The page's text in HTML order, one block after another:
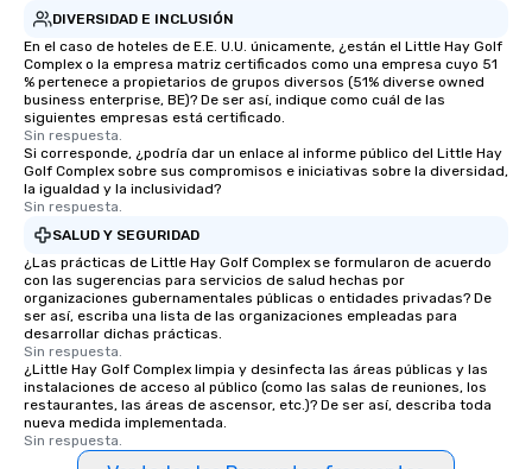
DIVERSIDAD E INCLUSIÓN
En el caso de hoteles de E.E. U.U. únicamente, ¿están el Little Hay Golf
Complex o la empresa matriz certificados como una empresa cuyo 51
% pertenece a propietarios de grupos diversos (51% diverse owned
business enterprise, BE)? De ser así, indique como cuál de las
siguientes empresas está certificado.
Sin respuesta.
Si corresponde, ¿podría dar un enlace al informe público del Little Hay
Golf Complex sobre sus compromisos e iniciativas sobre la diversidad,
la igualdad y la inclusividad?
Sin respuesta.
SALUD Y SEGURIDAD
¿Las prácticas de Little Hay Golf Complex se formularon de acuerdo
con las sugerencias para servicios de salud hechas por
organizaciones gubernamentales públicas o entidades privadas? De
ser así, escriba una lista de las organizaciones empleadas para
desarrollar dichas prácticas.
Sin respuesta.
¿Little Hay Golf Complex limpia y desinfecta las áreas públicas y las
instalaciones de acceso al público (como las salas de reuniones, los
restaurantes, las áreas de ascensor, etc.)? De ser así, describa toda
nueva medida implementada.
Sin respuesta.